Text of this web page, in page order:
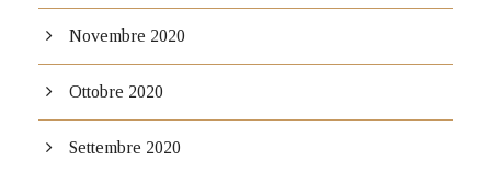
Novembre 2020
Ottobre 2020
Settembre 2020